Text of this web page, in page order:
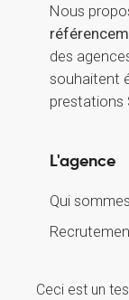
Nous
des
souhaitent
prestations
L'agence
Qui
Ceci est un